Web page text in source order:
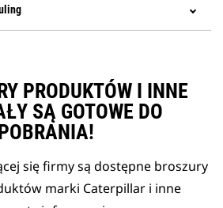
PRODUKTÓW I INNE
SĄ GOTOWE DO
się firmy są dostępne broszury
marki Caterpillar i inne